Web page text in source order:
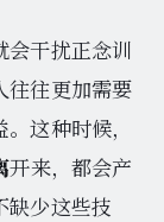
会干扰正念训
往往更加需要
这种时候，
开来，都会产
缺少这些技